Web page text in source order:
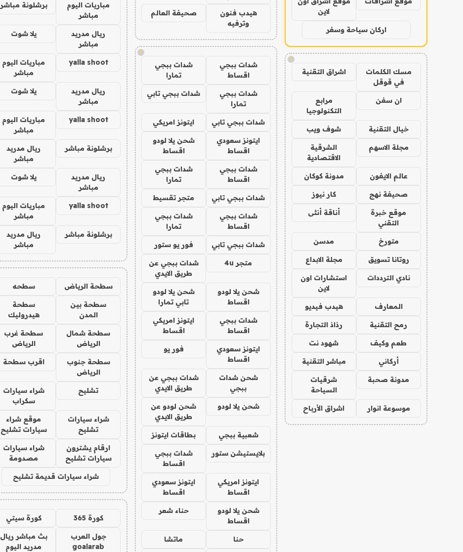
لاين
اركان سياحة وسفر
!
مسك الكلمات
في قوقل
اشراق التقنية
ان سفن
مرابع
التكنولوجيا
خيال التقنية شوف ويب
مجلة الاسهم
الشرقية
الاقتصادية
عالم الايفون مدونة كوكان
صحيفة نهج كار نيوز
موقع خبرة
التقني
أناقة أنثى
متورخ مدسن
روتانا تسويق مجلة الابداع
نادي الترددات
استشارات اون
لاين
المعارف هيدب فيديو
رمح التقنية رذاذ التجارة
طعم وكيف شهود نت
أركاني مباشر التقنية
مدونة صحبة
شرقيات
السياحة
موسوعة انوار اشراق الأرباح
هيدب فنون
وترفيه
صحيفة العالم
!
شدات ببجي
اقساط
شدات ببجي
تمارا
شدات ببجي
تمارا
شدات ببجي تابي
شدات ببجي تابي ايتونز امريكي
ايتونز سعودي
اقساط
شحن يلا لودو
اقساط
شدات ببجي
اقساط
شدات ببجي
تمارا
شدات ببجي تابي متجر تقسيط
شدات ببجي
اقساط
شدات ببجي
تمارا
شدات ببجي تابي فور يو ستور
متجر 4u
شدات ببجي عن
طريق الايدي
شحن يلا لودو
اقساط
شحن يلا لودو
تابي تمارا
شدات ببجي
اقساط
ايتونز امريكي
اقساط
ايتونز سعودي
اقساط
فور يو
شحن شدات
ببجي
شدات ببجي عن
طريق الايدي
شحن يلا لودو
شحن لودو عن
طريق الايدي
شعبية ببجي بطاقات ايتونز
بلايستيشن ستور
شدات ببجي
اقساط
ايتونز امريكي
اقساط
ايتونز سعودي
اقساط
شحن يلا لودو
اقساط
حناء شعر
حنا ماتشا
مباريات اليوم
مباشر
برشلونة مباشر
ريال مدريد
مباشر
يلا شوت
yalla shoot
مباريات اليوم
مباشر
ريال مدريد
مباشر
يلا شوت
yalla shoot
مباريات اليوم
مباشر
برشلونة مباشر
ريال مدريد
مباشر
ريال مدريد
مباشر
يلا شوت
yalla shoot
مباريات اليوم
مباشر
برشلونة مباشر
ريال مدريد
مباشر
سطحة الرياض سطحه
سطحة بين
المدن
سطحة
هيدروليك
سطحة شمال
الرياض
سطحة غرب
الرياض
سطحة جنوب
الرياض
اقرب سطحة
تشليح
شراء سيارات
سكراب
شراء سيارات
تشليح
موقع شراء
سيارات تشليح
ارقام يشترون
سيارات تشليح
شراء سيارات
مصدومة
شراء سيارات قديمة تشليح
كورة 365 كورة سيتي
جول العرب
goalarab
بث مباشر ريال
مدريد اليوم